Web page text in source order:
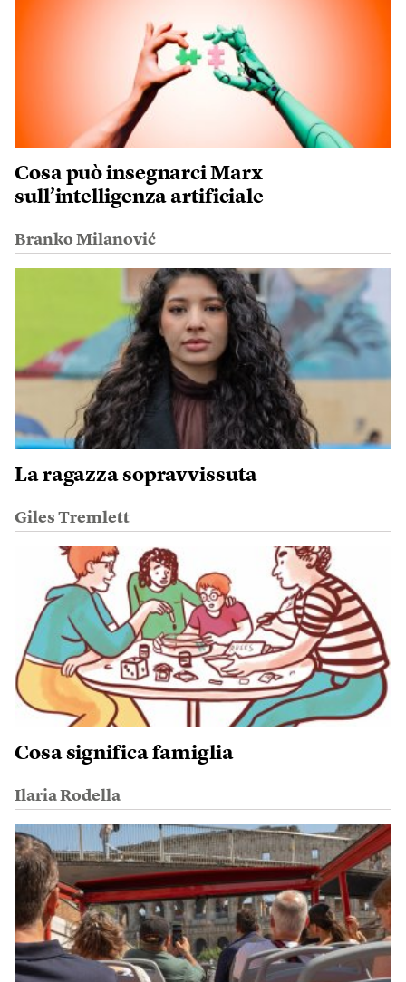
Cosa può insegnarci Marx
sull’intelligenza artificiale
Branko Milanović
La ragazza sopravvissuta
Giles Tremlett
Cosa significa famiglia
Ilaria Rodella